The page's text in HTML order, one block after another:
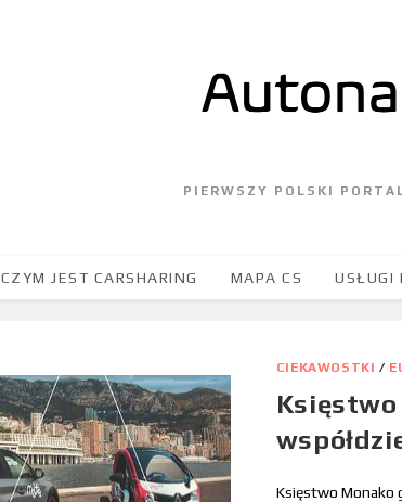
PIERWSZY POLSKI
CZYM JEST CARSHARING MAPA CS USŁUGI
CIEKAWOSTKI /
Księstwo Monako